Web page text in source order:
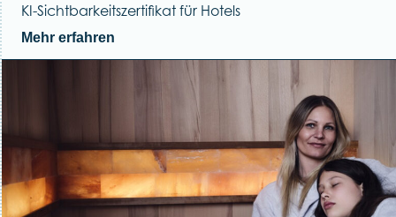
KI-Sichtbarkeitszertifikat für Hotels
Mehr erfahren